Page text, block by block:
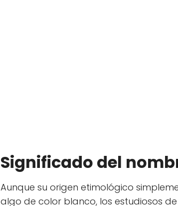
Significado del
Aunque su origen etimológico
algo de color blanco, los estudiosos